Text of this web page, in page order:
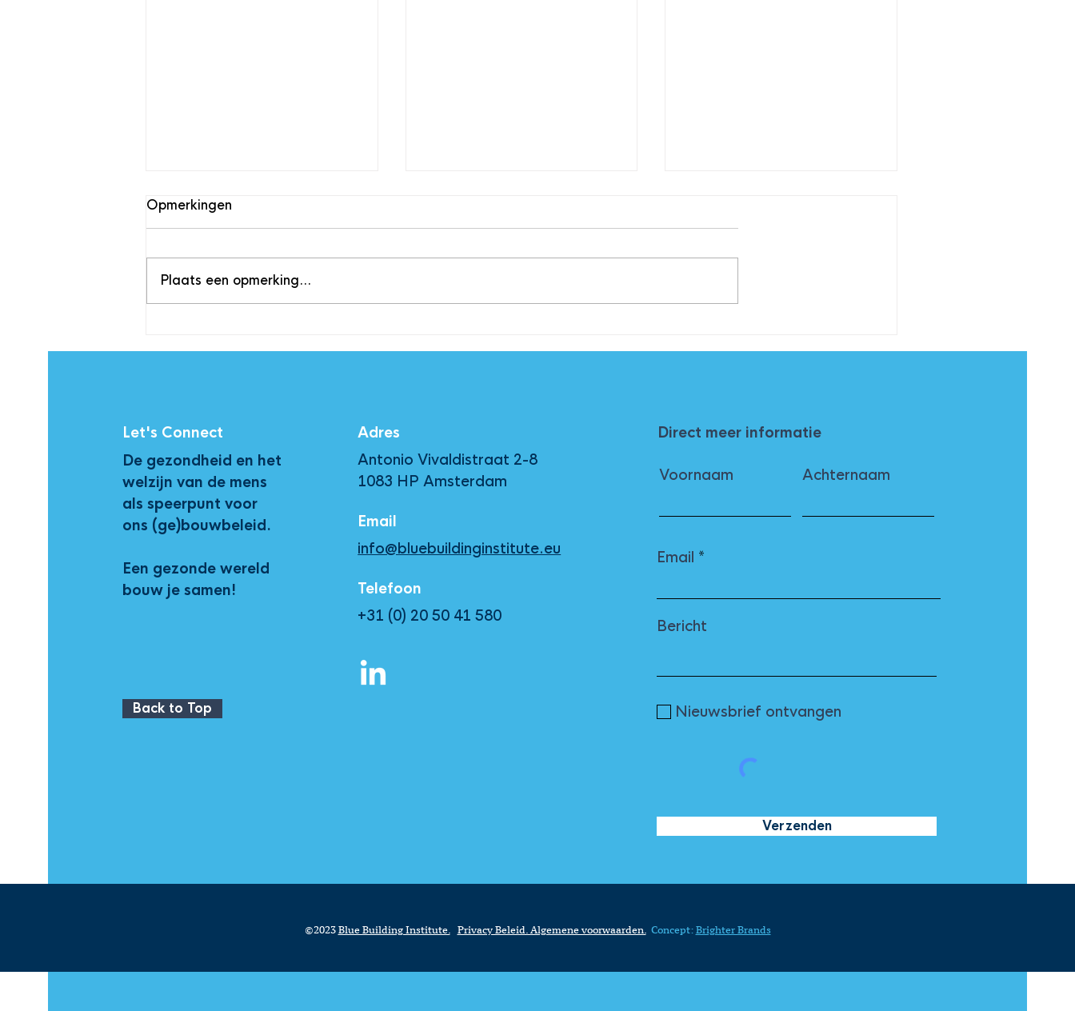
Opmerkingen
Plaats een opmerking...
Let's Connect
De gezondheid en het
welzijn van de mens
als speerpunt voor
ons (ge)bouwbeleid.
Een gezonde wereld
bouw je samen!
Back to Top
Adres
Antonio Vivaldistraat 2-8
1083 HP Amsterdam
Email
info@bluebuildinginstitute.eu
Telefoon
+31 (0) 20 50 41 580
Direct meer informatie
Voornaam Achternaam
Email
Bericht
Nieuwsbrief ontvangen
Verzenden
©2023 Blue Building Institute. Privacy Beleid. Algemene voorwaarden. Concept: Brighter Brands